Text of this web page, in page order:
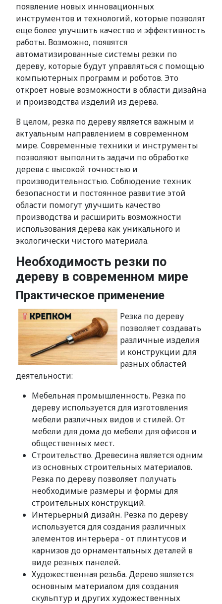
появление новых инновационных
инструментов и технологий, которые позволят
еще более улучшить качество и эффективность
работы. Возможно, появятся
автоматизированные системы резки по
дереву, которые будут управляться с помощью
компьютерных программ и роботов. Это
откроет новые возможности в области дизайна
и производства изделий из дерева.
В целом, резка по дереву является важным и
актуальным направлением в современном
мире. Современные техники и инструменты
позволяют выполнить задачи по обработке
дерева с высокой точностью и
производительностью. Соблюдение техник
безопасности и постоянное развитие этой
области помогут улучшить качество
производства и расширить возможности
использования дерева как уникального и
экологически чистого материала.
Необходимость резки по
дереву в современном мире
Практическое применение
Резка по дереву
позволяет создавать
различные изделия
и конструкции для
разных областей
деятельности:
Мебельная промышленность. Резка по
дереву используется для изготовления
мебели различных видов и стилей. От
мебели для дома до мебели для офисов и
общественных мест.
Строительство. Древесина является одним
из основных строительных материалов.
Резка по дереву позволяет получать
необходимые размеры и формы для
строительных конструкций.
Интерьерный дизайн. Резка по дереву
используется для создания различных
элементов интерьера - от плинтусов и
карнизов до орнаментальных деталей в
виде резных панелей.
Художественная резьба. Дерево является
основным материалом для создания
скульптур и других художественных